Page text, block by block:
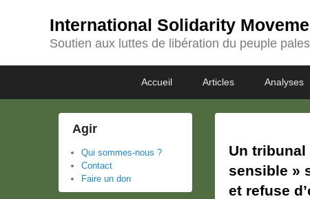
International Solidarity
Soutien aux luttes de libération du peuple
menu
Accueil Articles Analyses
Un tribunal
sensible »
et refuse
Agir
Qui sommes-nous ?
Contact
Faire un don